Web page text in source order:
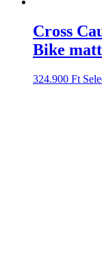
Cross
Bike
324.900 Ft